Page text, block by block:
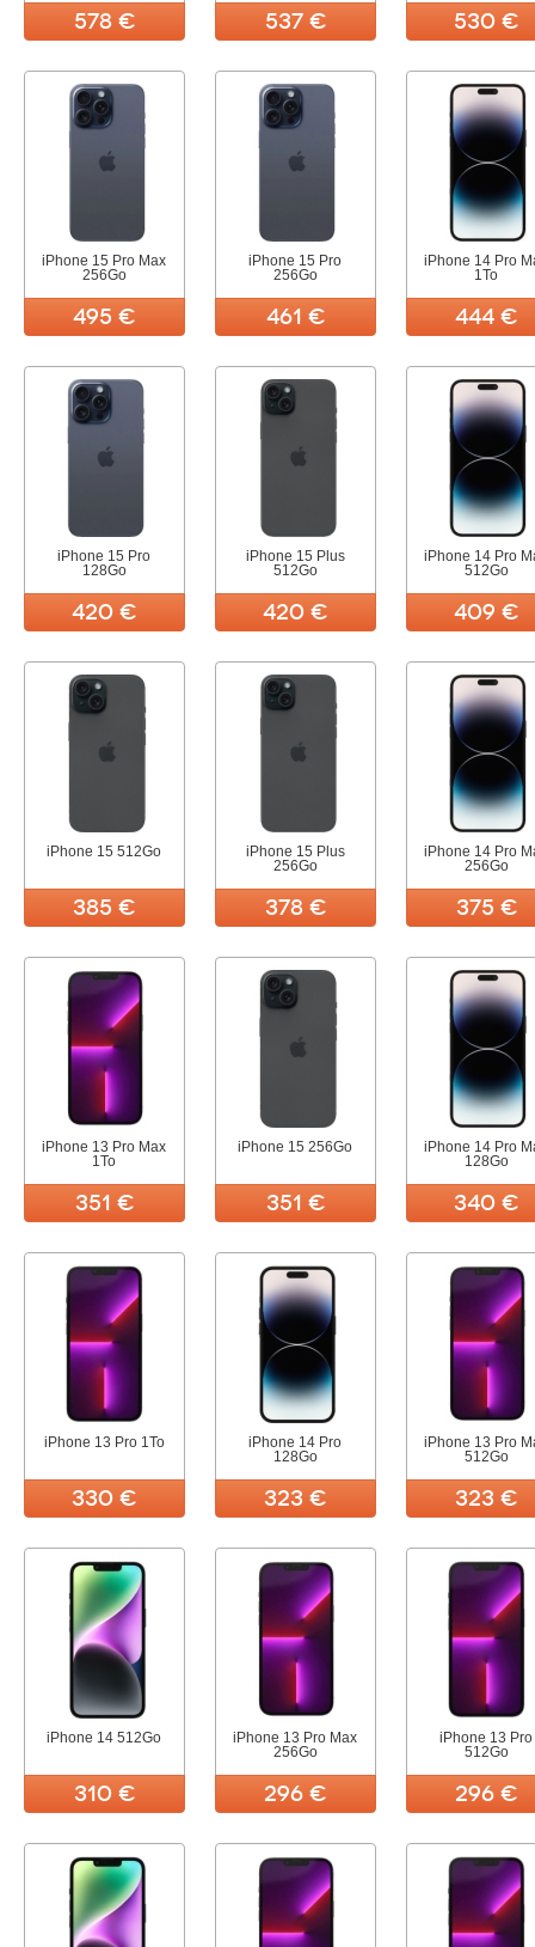
578 € 537 € 530 €
iPhone 15 Pro Max
256Go
495 €
iPhone 15 Pro
256Go
461 €
iPhone 14 Pro
1To
444 €
iPhone 15 Pro
128Go
420 €
iPhone 15 Plus
512Go
420 €
iPhone 14 Pro
512Go
409 €
iPhone 15 512Go
385 €
iPhone 15 Plus
256Go
378 €
iPhone 14 Pro
256Go
375 €
iPhone 13 Pro Max
1To
351 €
iPhone 15 256Go
351 €
iPhone 14 Pro
128Go
340 €
iPhone 13 Pro 1To
330 €
iPhone 14 Pro
128Go
323 €
iPhone 13 Pro
512Go
323 €
iPhone 14 512Go
310 €
iPhone 13 Pro Max
256Go
296 €
iPhone 13 Pro
512Go
296 €